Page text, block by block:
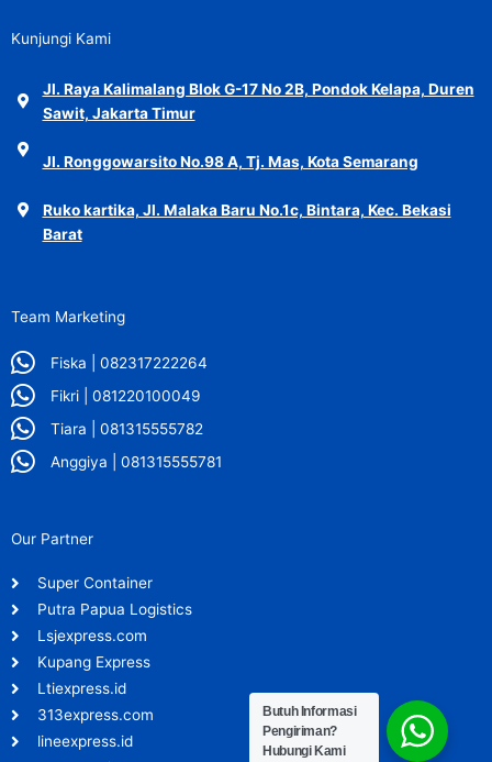
Kunjungi Kami
Jl. Raya Kalimalang Blok G-17 No 2B, Pondok Kelapa, Duren
Sawit, Jakarta Timur
Jl. Ronggowarsito No.98 A, Tj. Mas, Kota Semarang
Ruko kartika, Jl. Malaka Baru No.1c, Bintara, Kec. Bekasi
Barat
Team Marketing
Fiska | 082317222264
Fikri | 081220100049
Tiara | 081315555782
Anggiya | 081315555781
Our Partner
Super Container
Putra Papua Logistics
Lsjexpress.com
Kupang Express
Ltiexpress.id
313express.com
lineexpress.id
Butuh Informasi
Pengiriman?
Hubungi Kami